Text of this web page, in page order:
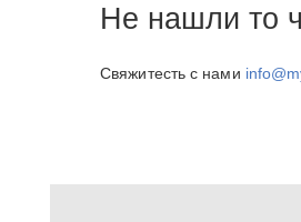
Не нашли то
Свяжитесть с нами